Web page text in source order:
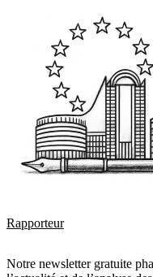
Rapporteur
Notre newsletter gratuite